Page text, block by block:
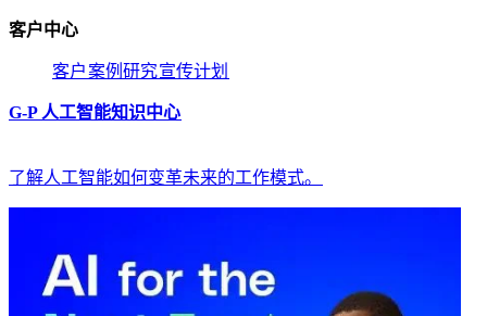
客户中心​​
客户​​案例研究​​宣传计划​​
G-P 人工智能知识中心​​
了解人工智能如何变革未来的工作模式。​​